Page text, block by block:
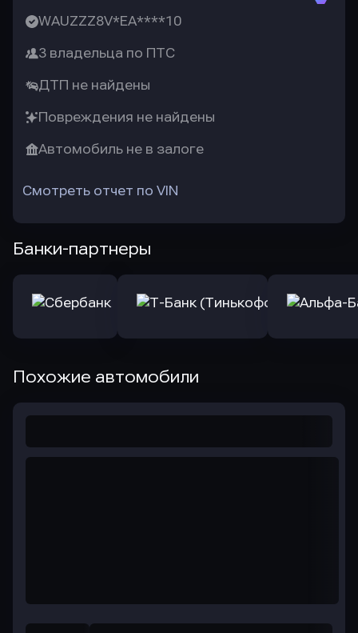
WAUZZZ8V*EA****10
3 владельца по ПТС
ДТП не найдены
Повреждения не найдены
Автомобиль не в залоге
Смотреть отчет по VIN
Банки-партнеры
Похожие автомобили